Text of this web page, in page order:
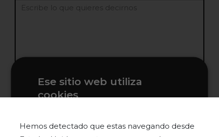
Hemos detectado que estas navegando desde
Ese sitio web utiliza
cookies
mejorar la experiencia del usuario. Al
utilizar nuestro sitio web, usted acepta